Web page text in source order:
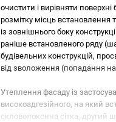
очистити і вирівняти
розмітку місць встановлення
із зовнішнього боку
раніше встановленого ряду
будівельних конструкцій,
від зволоження (попадання
Утеплення фасаду із
високоадгезійного, на який
скловолоконна сітка, другий